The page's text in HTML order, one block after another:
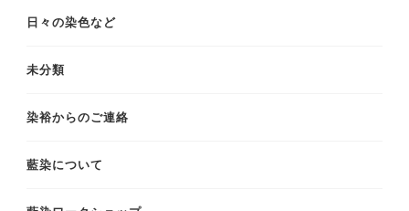
日々の染色など
未分類
染裕からのご連絡
藍染について